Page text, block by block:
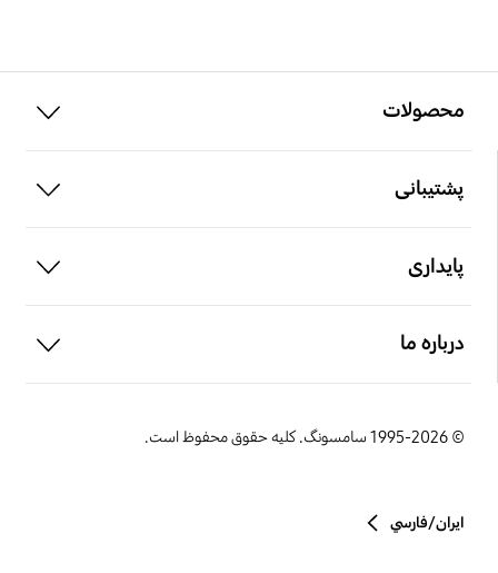
محصولات
پشتیبانی
پایداری
درباره ما
© 1995-2026 سامسونگ. کلیه حقوق محفوظ است.
ایران/فارسي